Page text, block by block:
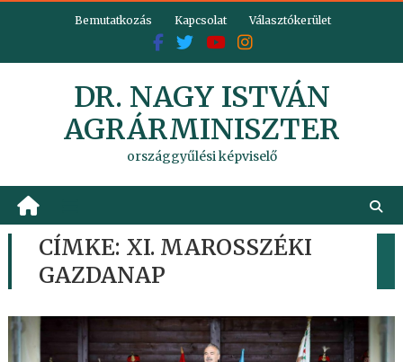
Bemutatkozás Kapcsolat Választókerület
DR. NAGY ISTVÁN
AGRÁRMINISZTER
országgyűlési képviselő
CÍMKE: XI. MAROSSZÉKI
GAZDANAP